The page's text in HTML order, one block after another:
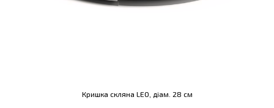
Кришка скляна LEO, діам. 28 см